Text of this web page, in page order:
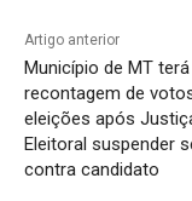
Artigo anterior
Município de MT terá
recontagem de
eleições após
Eleitoral suspender
contra candidato